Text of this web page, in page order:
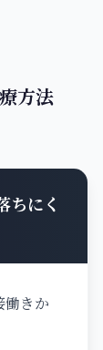
方法
ちにく
働きか